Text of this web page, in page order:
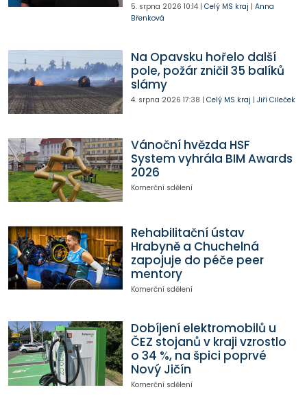
5. srpna 2026 10:14| Celý MS kraj | Anna
Břenková
Na Opavsku hořelo další
pole, požár zničil 35 balíků
slámy
4. srpna 2026 17:38 | Celý MS kraj | Jiří Cileček
Vánoční hvězda HSF
System vyhrála BIM Awards
2026
Komerční sdělení
Rehabilitační ústav
Hrabyně a Chuchelná
zapojuje do péče peer
mentory
Komerční sdělení
Dobíjení elektromobilů u
ČEZ stojanů v kraji vzrostlo
o 34 %, na špici poprvé
Nový Jičín
Komerční sdělení